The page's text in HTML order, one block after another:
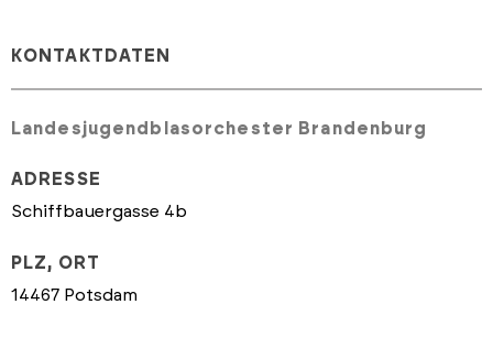
KONTAKTDATEN
Landesjugendblasorchester Brandenburg
ADRESSE
Schiffbauergasse 4b
PLZ, ORT
14467 Potsdam